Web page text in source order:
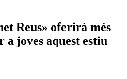
Reus» oferirà més
a joves aquest estiu